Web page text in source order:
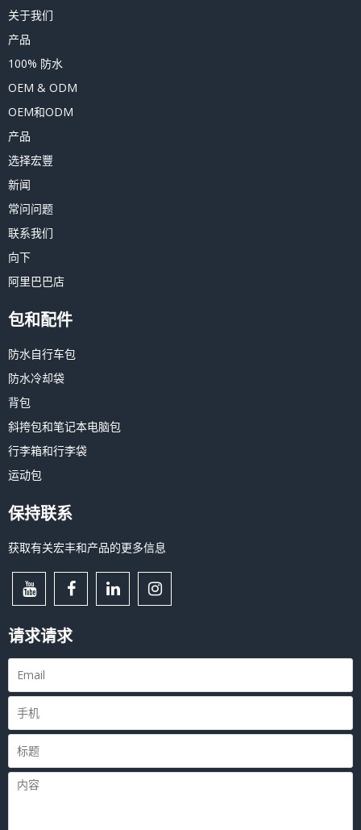
关于我们
产品
100% 防水
OEM & ODM
OEM和ODM
产品
选择宏豐
新闻
常问问题
联系我们
向下
阿里巴巴店
包和配件
防水自行车包
防水冷却袋
背包
斜挎包和笔记本电脑包
行李箱和行李袋
运动包
保持联系
获取有关宏丰和产品的更多信息
请求请求